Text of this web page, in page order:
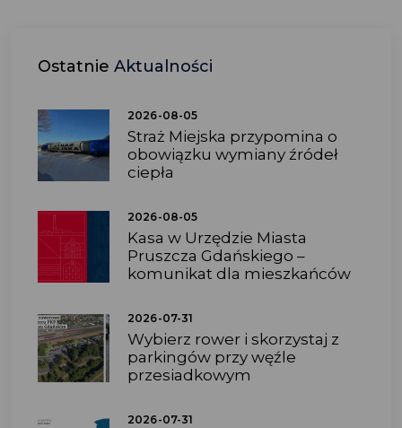
Ostatnie Aktualności
2026-08-05
Straż Miejska przypomina o
obowiązku wymiany źródeł
ciepła
2026-08-05
Kasa w Urzędzie Miasta
Pruszcza Gdańskiego –
komunikat dla mieszkańców
2026-07-31
Wybierz rower i skorzystaj z
parkingów przy węźle
przesiadkowym
2026-07-31